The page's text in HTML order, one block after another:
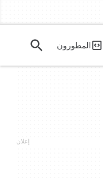
المطورون